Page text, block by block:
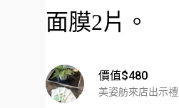
面膜2片。
價值$480
美姿舫來店出示禮